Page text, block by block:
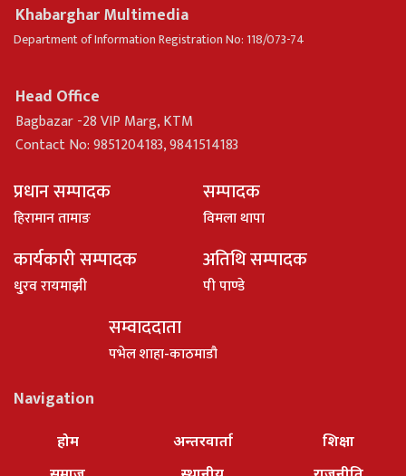
Khabarghar Multimedia
Department of Information Registration No: 118/073-74
Head Office
Bagbazar -28 VIP Marg, KTM
Contact No: 9851204183, 9841514183
प्रधान सम्पादक
हिरामान तामाङ
सम्पादक
विमला थापा
कार्यकारी सम्पादक
धु्रव रायमाझी
अतिथि सम्पादक
पी पाण्डे
सम्वाददाता
पभेल शाहा-काठमाडौ
Navigation
होम
अन्तरवार्ता
शिक्षा